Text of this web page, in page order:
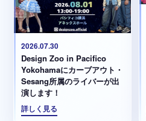
2026.07.30
Design Zoo in Pacifico
Yokohamaにカーブアウト・
Sesang所属のライバーが出
演します！
詳しく見る